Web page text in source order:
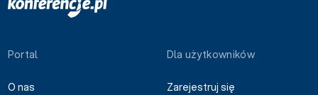
Portal
O nas
Dla użytkowników
Zarejestruj się